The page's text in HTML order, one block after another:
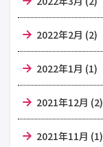
2022年2月 (2)
2022年1月 (1)
2021年12月 (2)
2021年11月 (1)